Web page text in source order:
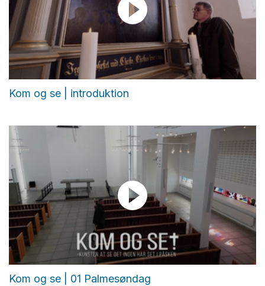
Kom og se | introduktion
Kom og se | 01 Palmesøndag